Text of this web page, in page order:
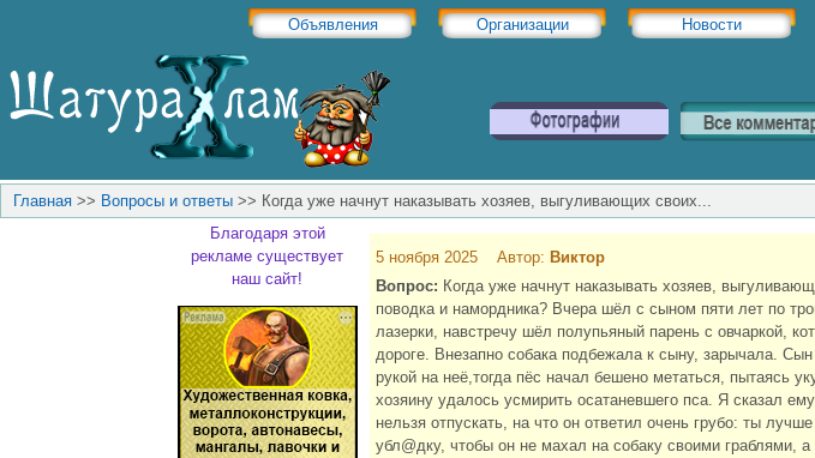
Объявления Организации Новости
Главная >> Вопросы и ответы >> Когда уже начнут наказывать хозяев, выгуливающих своих...
Благодаря этой
рекламе существует
наш сайт!
5 ноября 2025 Автор: Виктор
Вопрос: Когда уже начнут наказывать хозяев,
поводка и намордника? Вчера шёл с сыном пяти лет по
лазерки, навстречу шёл полупьяный парень с овчаркой,
дороге. Внезапно собака подбежала к сыну, зарычала.
рукой на неё,тогда пёс начал бешено метаться, пытаясь
хозяину удалось усмирить осатаневшего пса. Я сказал
нельзя отпускать, на что он ответил очень грубо: ты
убл@дку, чтобы он не махал на собаку своими граблями, а